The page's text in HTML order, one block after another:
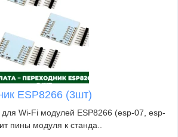
ESP8266 (3шт)
Wi-Fi модулей ESP8266 (esp-07, esp-
пины модуля к станда..